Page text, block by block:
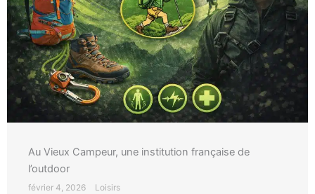
Au Vieux Campeur, une institution française de
l’outdoor
février 4, 2026 Loisirs